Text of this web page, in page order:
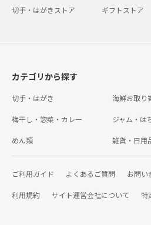
切手・はがきストア ギフトストア
カテゴリから探す
切手・はがき 海鮮お取り
梅干し・惣菜・カレー ジャム・は
めん類 雑貨・日用
ご利用ガイド よくあるご質問 お問い
利用規約 サイト運営会社について 特